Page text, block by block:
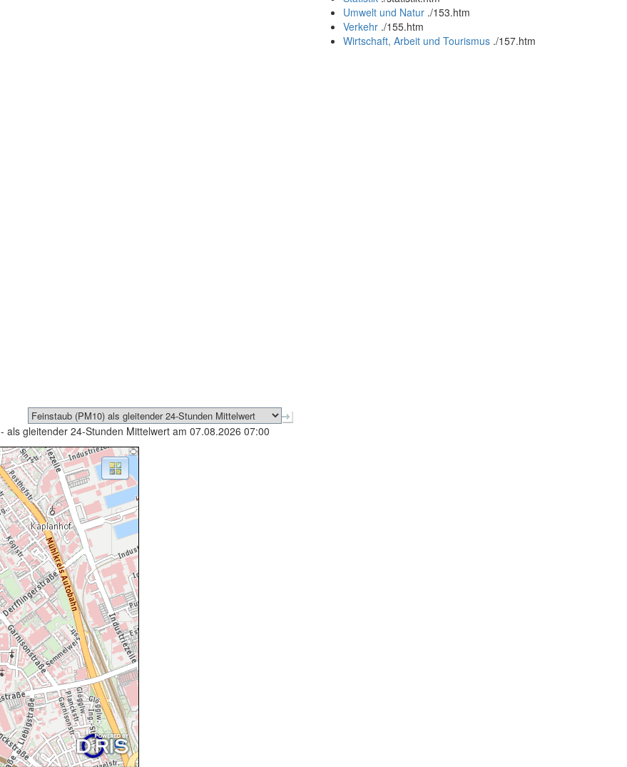
Umwelt und Natur ./153.htm
Verkehr ./155.htm
Wirtschaft, Arbeit und Tourismus ./157.htm
- als gleitender 24-Stunden Mittelwert am 07.08.2026 07:00